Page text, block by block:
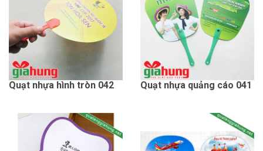
Quạt nhựa hình tròn 042 Quạt nhựa quảng cáo 041